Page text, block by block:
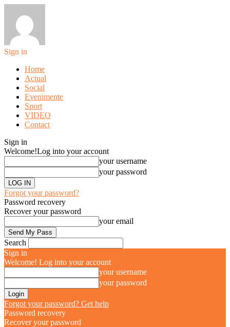
Sign in
Home
Actual
Social
Evenimente
Sport
VIDEO
Contact
Sign in
Welcome!Log into your account
your username
your password
Forgot your password?
Password recovery
Recover your password
your email
Search
Sign in
Welcome! Log into your account
your username
your password
Forgot your password? Get help
Password recovery
Recover your password